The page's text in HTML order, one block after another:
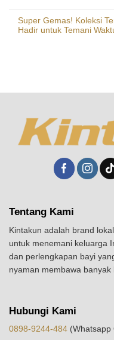
Super Gemas! Koleksi
Hadir untuk Temani
Tentang Kami
Kintakun adalah brand
untuk menemani keluarga
dan perlengkapan bayi
nyaman membawa banyak
Hubungi Kami
0898-9244-484 (Whatsapp